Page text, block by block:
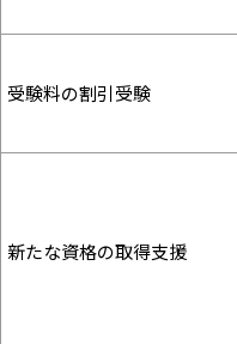
受験料の割引受験
新たな資格の取得支援